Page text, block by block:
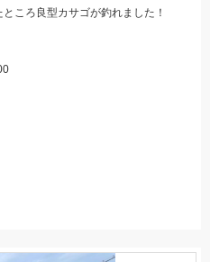
ころ良型カサゴが釣れました！